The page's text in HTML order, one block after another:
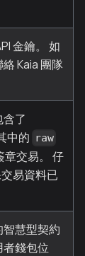
金鑰。 如
Kaia 團隊
了
中的 raw
章交易。 仔
易資料已
慧型契約
錢包位